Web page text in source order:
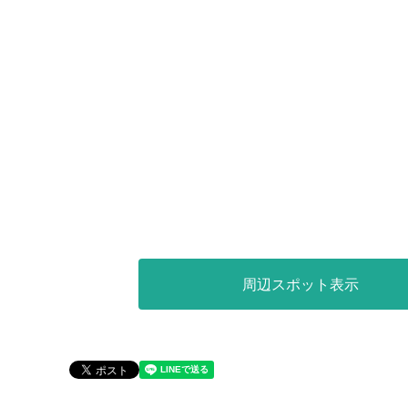
周辺スポット表示